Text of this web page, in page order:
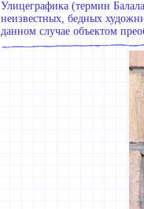
Улицеграфика (термин
неизвестных, бедных
данном случае объектом